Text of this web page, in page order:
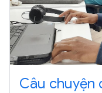
Câu chuyện